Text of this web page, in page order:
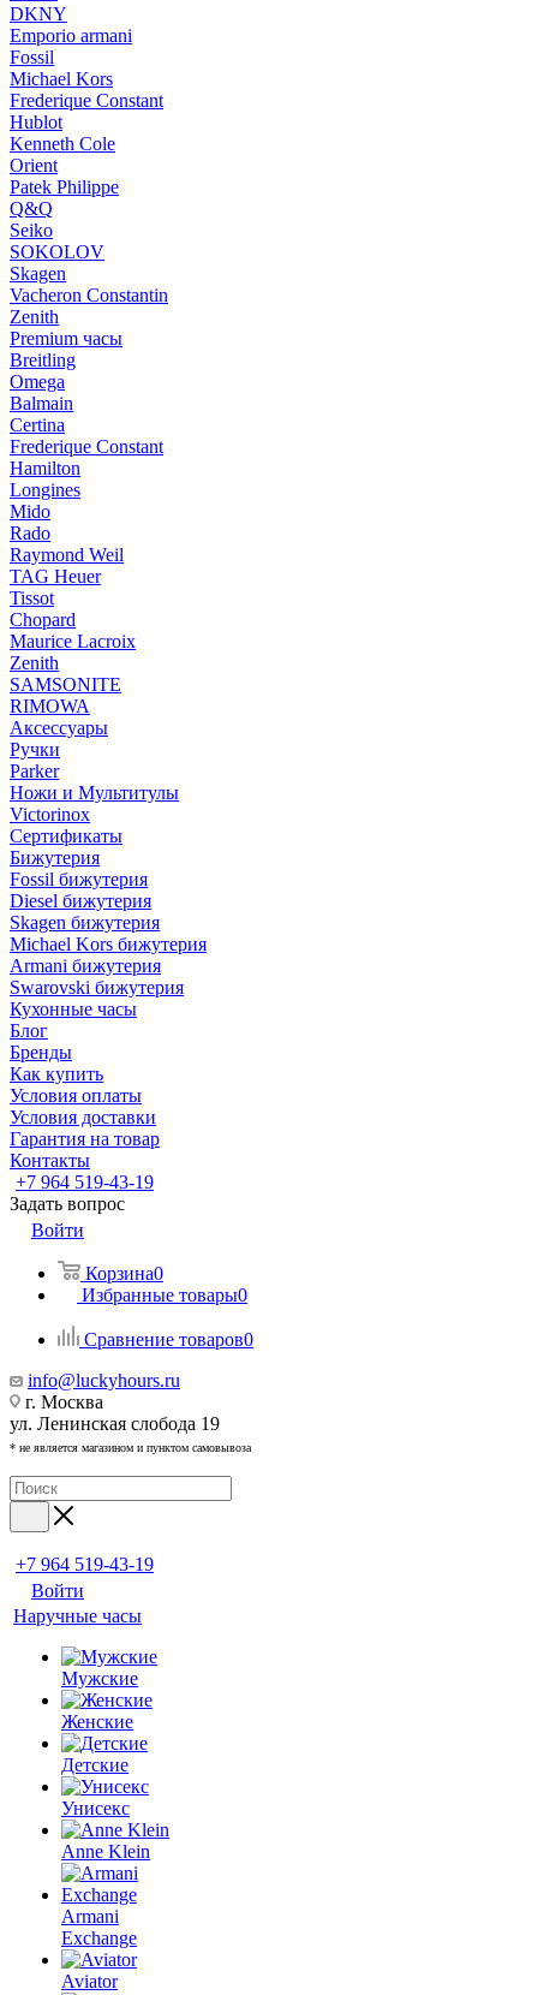
DKNY
Emporio armani
Fossil
Michael Kors
Frederique Constant
Hublot
Kenneth Cole
Orient
Patek Philippe
Q&Q
Seiko
SOKOLOV
Skagen
Vacheron Constantin
Zenith
Premium часы
Breitling
Omega
Balmain
Certina
Frederique Constant
Hamilton
Longines
Mido
Rado
Raymond Weil
TAG Heuer
Tissot
Chopard
Maurice Lacroix
Zenith
SAMSONITE
RIMOWA
Аксессуары
Ручки
Parker
Ножи и Мультитулы
Victorinox
Сертификаты
Бижутерия
Fossil бижутерия
Diesel бижутерия
Skagen бижутерия
Michael Kors бижутерия
Armani бижутерия
Swarovski бижутерия
Кухонные часы
Блог
Бренды
Как купить
Условия оплаты
Условия доставки
Гарантия на товар
Контакты
+7 964 519-43-19
Задать вопрос
Войти
Корзина0
Избранные товары0
Сравнение товаров0
info@luckyhours.ru
г. Москва
ул. Ленинская слобода 19
* не является магазином и пунктом самовывоза
+7 964 519-43-19
Войти
Наручные часы
Мужские
Женские
Детские
Унисекс
Anne Klein
Armani
Exchange
Aviator